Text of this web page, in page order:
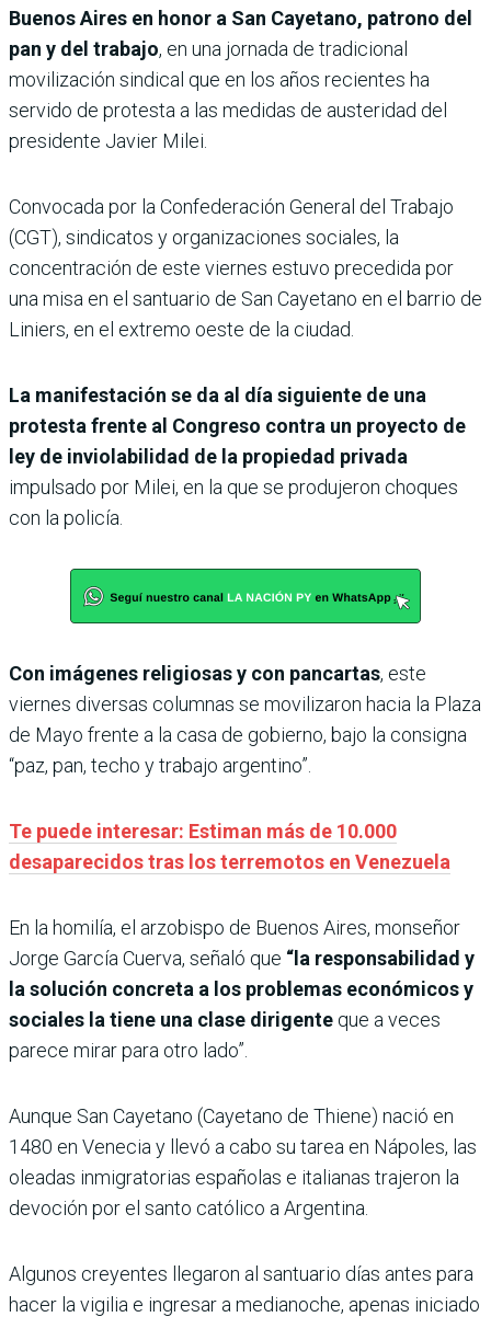
Buenos Aires en honor a San Cayetano, patrono del
pan y del trabajo, en una jornada de tradicional
movilización sindical que en los años recientes ha
servido de protesta a las medidas de austeridad del
presidente Javier Milei.
Convocada por la Confederación General del Trabajo
(CGT), sindicatos y organizaciones sociales, la
concentración de este viernes estuvo precedida por
una misa en el santuario de San Cayetano en el barrio de
Liniers, en el extremo oeste de la ciudad.
La manifestación se da al día siguiente de una
protesta frente al Congreso contra un proyecto de
ley de inviolabilidad de la propiedad privada
impulsado por Milei, en la que se produjeron choques
con la policía.
Con imágenes religiosas y con pancartas, este
viernes diversas columnas se movilizaron hacia la Plaza
de Mayo frente a la casa de gobierno, bajo la consigna
“paz, pan, techo y trabajo argentino”.
Te puede interesar: Estiman más de 10.000
desaparecidos tras los terremotos en Venezuela
En la homilía, el arzobispo de Buenos Aires, monseñor
Jorge García Cuerva, señaló que “la responsabilidad y
la solución concreta a los problemas económicos y
sociales la tiene una clase dirigente que a veces
parece mirar para otro lado”.
Aunque San Cayetano (Cayetano de Thiene) nació en
1480 en Venecia y llevó a cabo su tarea en Nápoles, las
oleadas inmigratorias españolas e italianas trajeron la
devoción por el santo católico a Argentina.
Algunos creyentes llegaron al santuario días antes para
hacer la vigilia e ingresar a medianoche, apenas iniciado